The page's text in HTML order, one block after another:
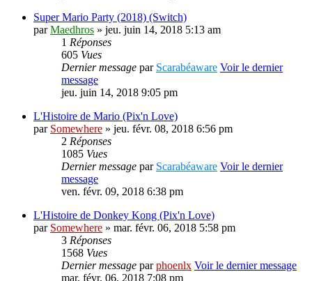
Super Mario Party (2018) (Switch)
parMaedhros » jeu. juin 14, 2018 5:13 am
1 Réponses
605 Vues
Dernier message par Scarabéaware Voir le dernier
message
jeu. juin 14, 2018 9:05 pm
L'Histoire de Mario (Pix'n Love)
par Somewhere » jeu. févr. 08, 2018 6:56 pm
2 Réponses
1085 Vues
Dernier message par Scarabéaware Voir le dernier
message
ven. févr. 09, 2018 6:38 pm
L'Histoire de Donkey Kong (Pix'n Love)
par Somewhere » mar. févr. 06, 2018 5:58 pm
3 Réponses
1568 Vues
Dernier message parphoenlx Voir le dernier message
mar. févr. 06, 2018 7:08 pm